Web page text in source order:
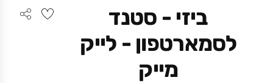
ביזי - סטנד
לסמארטפון - לייק
מייק